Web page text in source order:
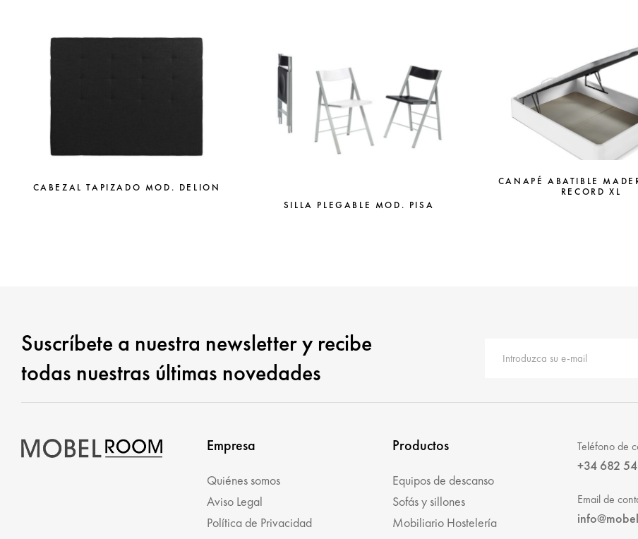
CABEZAL TAPIZADO MOD. DELION
SILLA PLEGABLE MOD. PISA
CANAPÉ ABATIBLE
RECORD XL
Suscríbete a nuestra newsletter y recibe
todas nuestras últimas novedades
Empresa
Quiénes somos
Aviso Legal
Política de Privacidad
Productos
Equipos de descanso
Sofás y sillones
Mobiliario Hostelería
Teléfono de
+34 682
Email de